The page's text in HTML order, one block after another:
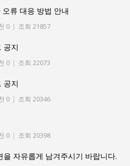
류 대응 방법 안내
0 | 조회 21857
공지
0 | 조회 22073
공지
0 | 조회 20346
0 | 조회 20398
자유롭게 남겨주시기 바랍니다.